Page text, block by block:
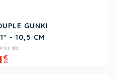
GUNKI
- 10,5 CM
de
€
65